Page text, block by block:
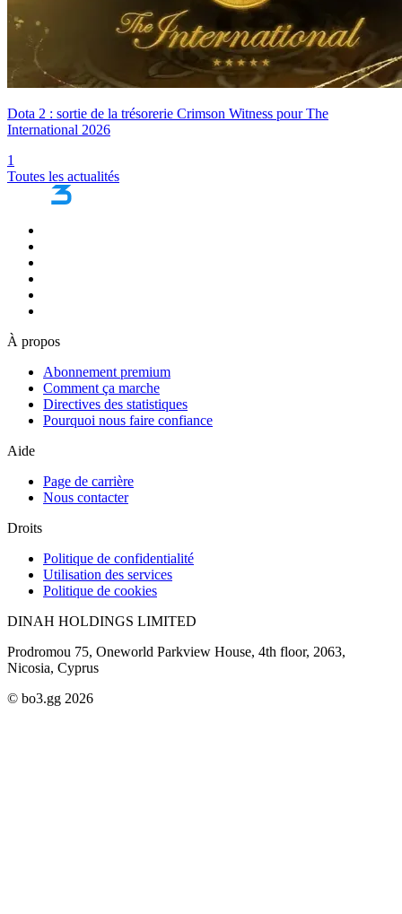
Dota 2 : sortie de la trésorerie Crimson Witness pour The
International 2026
1
Toutes les actualités
À propos
Abonnement premium
Comment ça marche
Directives des statistiques
Pourquoi nous faire confiance
Aide
Page de carrière
Nous contacter
Droits
Politique de confidentialité
Utilisation des services
Politique de cookies
DINAH HOLDINGS LIMITED
Prodromou 75, Oneworld Parkview House, 4th floor, 2063,
Nicosia, Cyprus
© bo3.gg 2026